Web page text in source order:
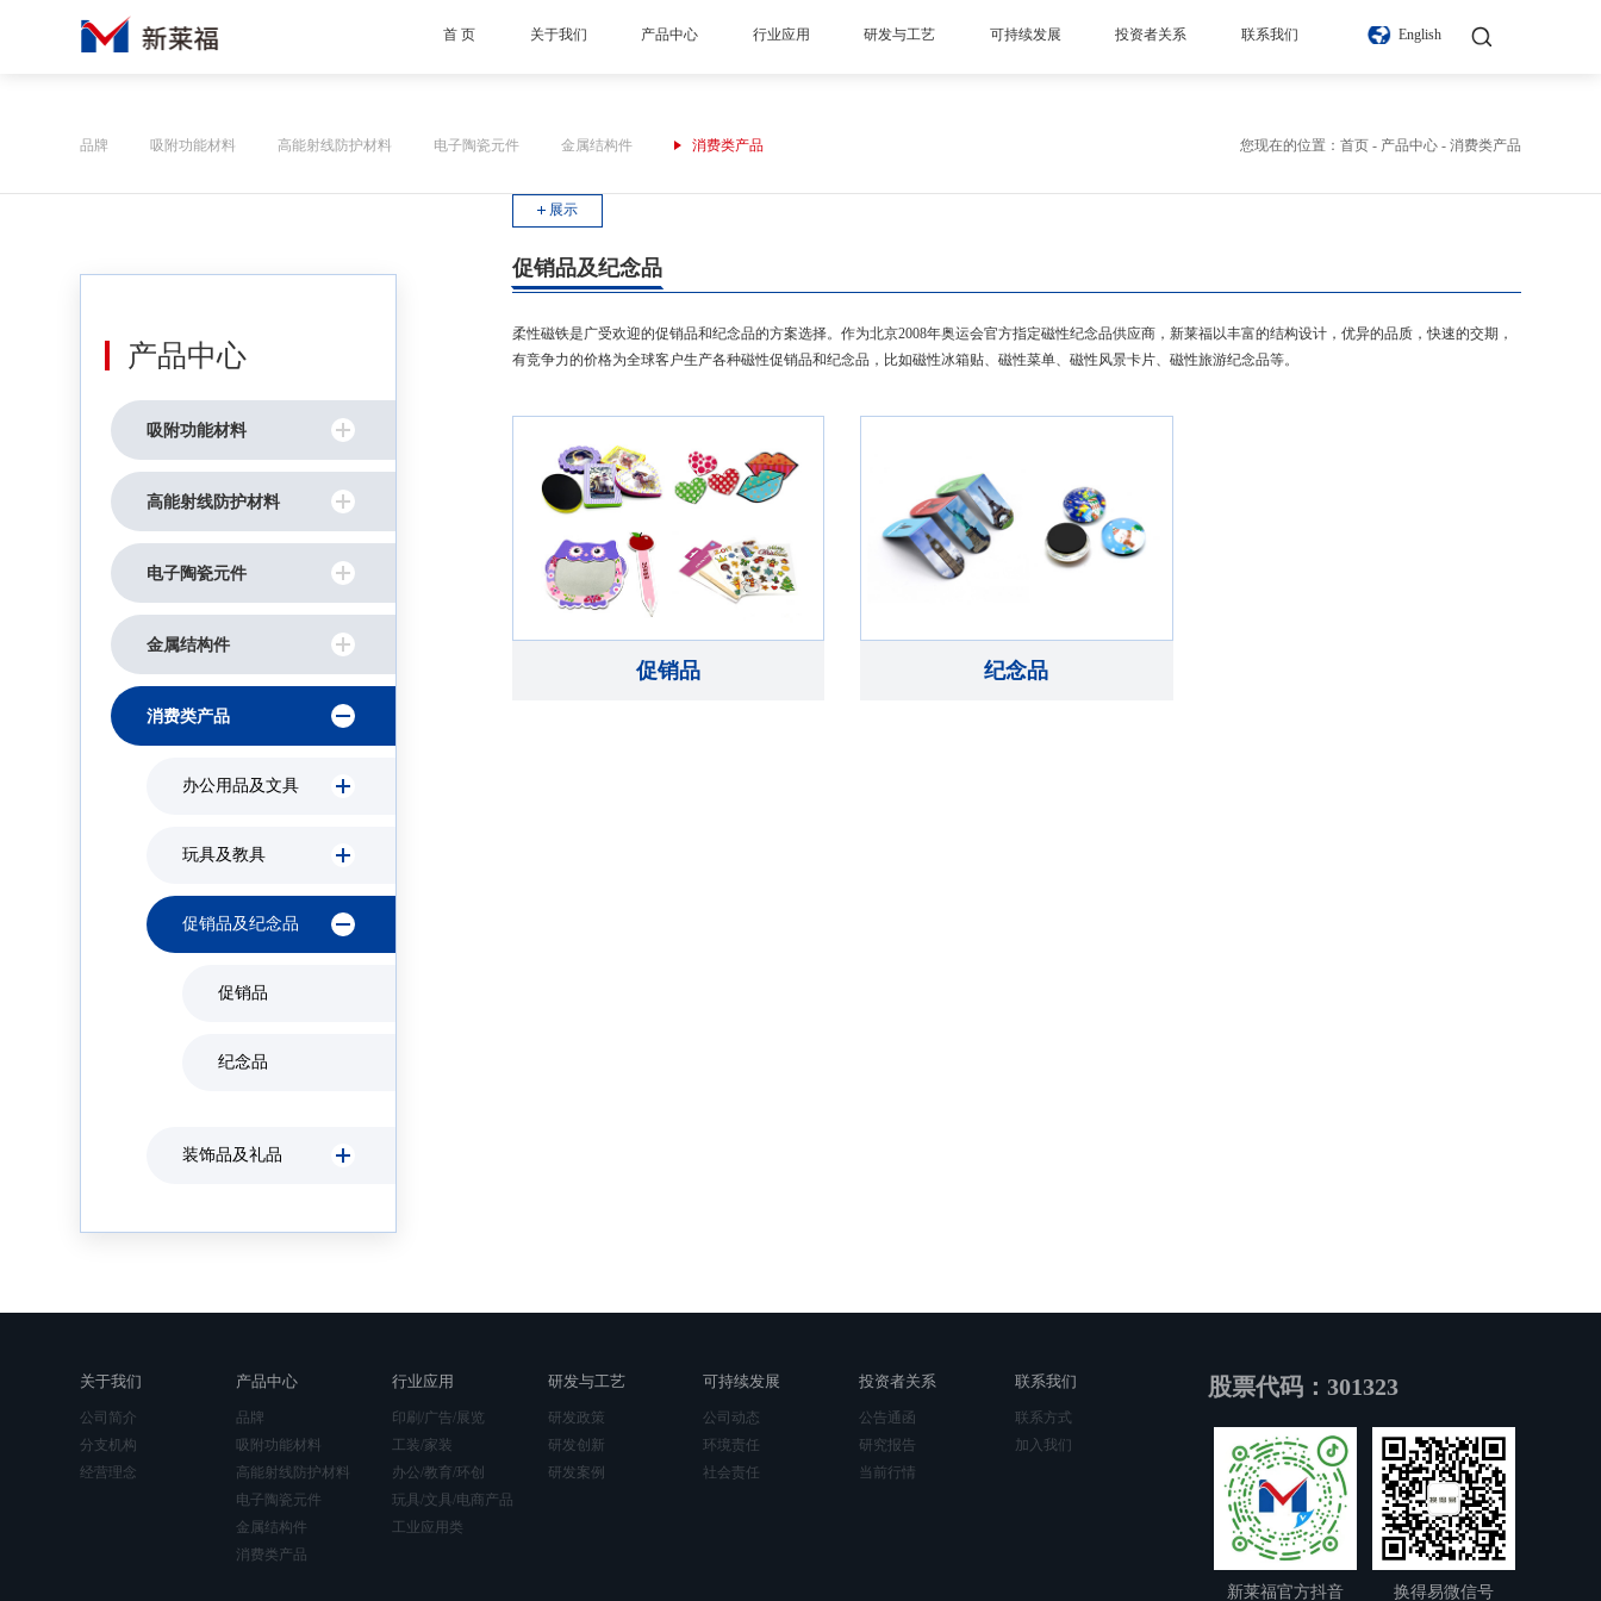
首 页 关于我们 产品中心 行业应用 研发与工艺 可持续发展 投资者关系 联系我们 English
您现在的位置： 首页- 产品中心 - 消费类产品
品牌 吸附功能材料 高能射线防护材料 电子陶瓷元件 金属结构件 消费类产品
产品中心
吸附功能材料
高能射线防护材料
电子陶瓷元件
金属结构件
消费类产品
办公用品及文具
玩具及教具
促销品及纪念品
促销品
纪念品
装饰品及礼品
展示
促销品及纪念品
柔性磁铁是广受欢迎的促销品和纪念品的方案选择。作为北京2008年奥运会官方指定磁性纪念品供应商，新莱福以丰富的结构设计，优异的品质，快速的交期，
有竞争力的价格为全球客户生产各种磁性促销品和纪念品，比如磁性冰箱贴、磁性菜单、磁性风景卡片、磁性旅游纪念品等。
促销品 纪念品
关于我们
公司简介
分支机构
经营理念
产品中心
品牌
吸附功能材料
高能射线防护材料
电子陶瓷元件
金属结构件
消费类产品
行业应用
印刷/广告/展览
工装/家装
办公/教育/环创
玩具/文具/电商产品
工业应用类
研发与工艺
研发政策
研发创新
研发案例
可持续发展
公司动态
环境责任
社会责任
投资者关系
公告通函
研究报告
当前行情
联系我们
联系方式
加入我们
股票代码：301323
新莱福官方抖音 换得易微信号